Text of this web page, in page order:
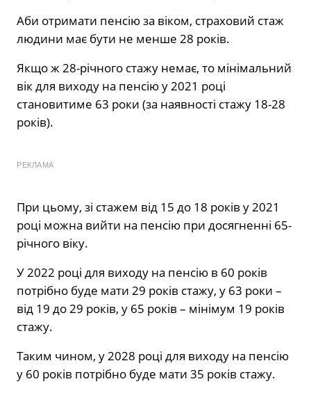
Аби отримати пенсію за віком, страховий стаж
людини має бути не менше 28 років.
Якщо ж 28-річного стажу немає, то мінімальний
вік для виходу на пенсію у 2021 році
становитиме 63 роки (за наявності стажу 18-28
років).
РЕКЛАМА
При цьому, зі стажем від 15 до 18 років у 2021
році можна вийти на пенсію при досягненні 65-
річного віку.
У 2022 році для виходу на пенсію в 60 років
потрібно буде мати 29 років стажу, у 63 роки –
від 19 до 29 років, у 65 років – мінімум 19 років
стажу.
Таким чином, у 2028 році для виходу на пенсію
у 60 років потрібно буде мати 35 років стажу.